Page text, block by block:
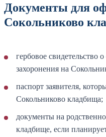
Документы для
Сокольниково
гербовое свидетельство
захоронения на
паспорт заявителя,
Сокольниково кладбища;
документы на
кладбище, если